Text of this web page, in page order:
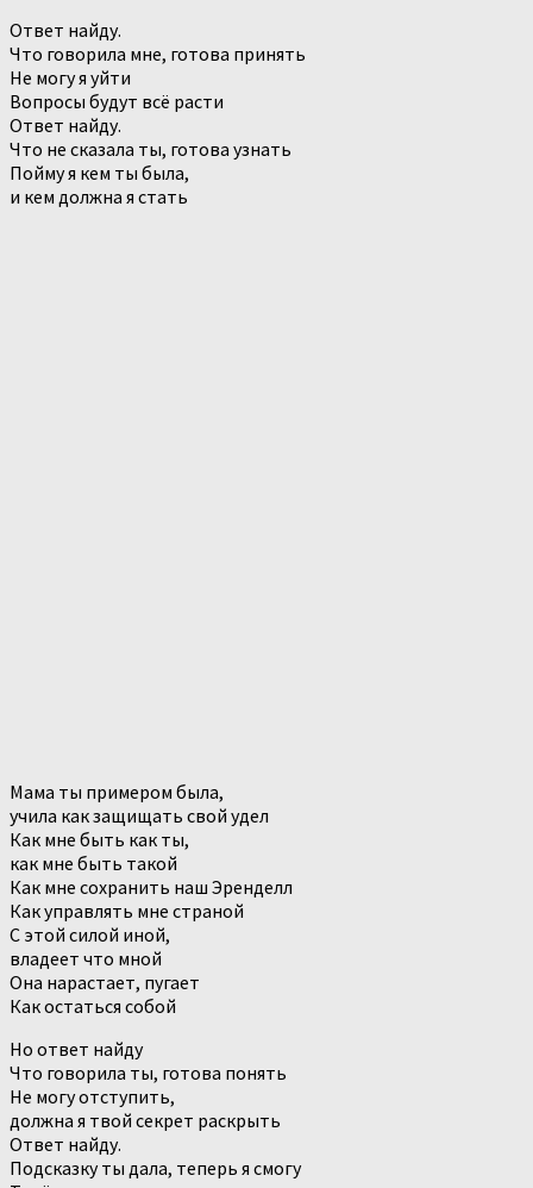
Ответ найду.
Что говорила мне, готова принять
Не могу я уйти
Вопросы будут всё расти
Ответ найду.
Что не сказала ты, готова узнать
Пойму я кем ты была,
и кем должна я стать
Мама ты примером была,
учила как защищать свой удел
Как мне быть как ты,
как мне быть такой
Как мне сохранить наш Эренделл
Как управлять мне страной
С этой силой иной,
владеет что мной
Она нарастает, пугает
Как остаться собой
Но ответ найду
Что говорила ты, готова понять
Не могу отступить,
должна я твой секрет раскрыть
Ответ найду.
Подсказку ты дала, теперь я смогу